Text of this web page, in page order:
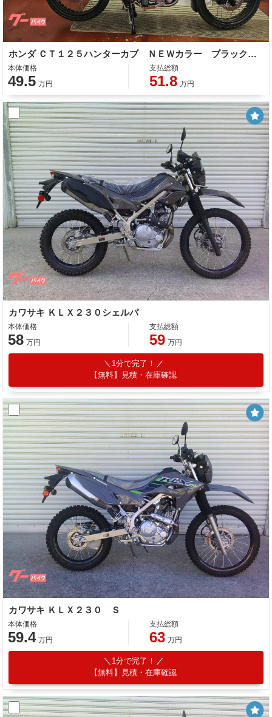
ホンダ ＣＴ１２５ハンターカブ ＮＥＷカラー ブラック ＡＢＳ
本体価格
49.5 万円
支払総額
51.8 万円
カワサキ ＫＬＸ２３０シェルパ
本体価格
58 万円
支払総額
59 万円
1分で完了！
【無料】見積・在庫確認
カワサキ ＫＬＸ２３０ Ｓ
本体価格
59.4 万円
支払総額
63 万円
1分で完了！
【無料】見積・在庫確認